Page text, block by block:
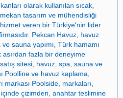
olarak kullanılan sıcak,
tasarım ve mühendisliği
veren bir Türkiye'nin lider
Pekcan Havuz havuz
ve sauna yapımı Türk hamamı
asırdan fazla bir deneyime
satış sitesi, havuz, spa, sauna ve
Poolline ve havuz kaplama,
markası Poolside , markaları,
içinde çizimden, anahtar teslimine